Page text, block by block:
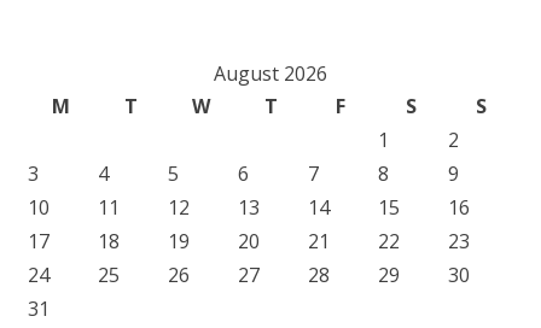
August 2026
M
T W T F S
S
1
2
3
4 5 6 7 8
9
10
11 12 13 14 15
16
17
18 19 20 21 22
23
24
25 26 27 28 29
30
31